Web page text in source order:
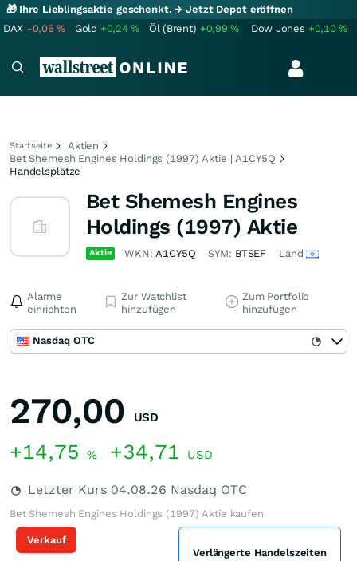
🎁 Ihre Lieblingsaktie geschenkt.→ Jetzt Depot eröffnen
DAX -0,06% Gold +0,24% Öl (Brent) +0,99% Dow Jones +0,10%
Startseite
Aktien
Bet Shemesh Engines Holdings (1997) Aktie | A1CY5Q
Handelsplätze
Bet Shemesh Engines
Holdings (1997) Aktie
Aktie WKN:A1CY5Q SYM: BTSEF Land
Alarme
einrichten
Zur Watchlist
hinzufügen
Zum Portfolio
hinzufügen
Nasdaq OTC
270,00 USD
+14,75 % +34,71 USD
Letzter Kurs 04.08.26 Nasdaq OTC
Bet Shemesh Engines Holdings (1997) Aktie kaufen
Verkauf
Verlängerte Handelszeiten